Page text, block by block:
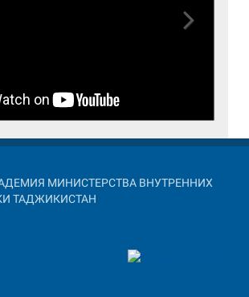
МИНИСТЕРСТВА ВНУТРЕННИХ
ТАДЖИКИСТАН